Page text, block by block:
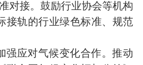
对接。鼓励行业协会等机构
接轨的行业绿色标准、规范
应对气候变化合作。推动